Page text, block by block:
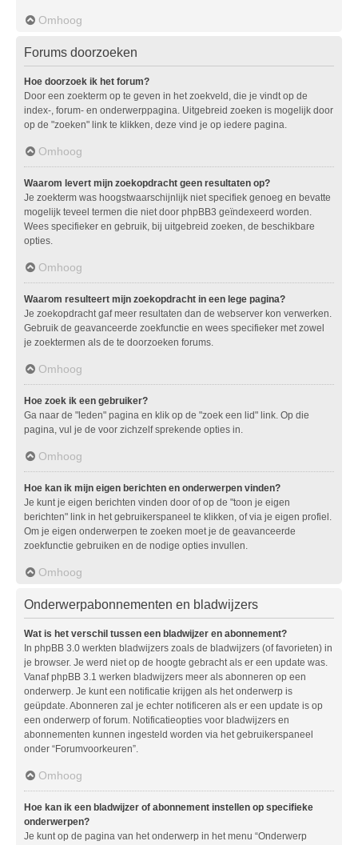
Omhoog
Forums doorzoeken
Hoe doorzoek ik het forum?
Door een zoekterm op te geven in het zoekveld, die je vindt op de
index-, forum- en onderwerppagina. Uitgebreid zoeken is mogelijk door
op de "zoeken" link te klikken, deze vind je op iedere pagina.
Omhoog
Waarom levert mijn zoekopdracht geen resultaten op?
Je zoekterm was hoogstwaarschijnlijk niet specifiek genoeg en bevatte
mogelijk teveel termen die niet door phpBB3 geïndexeerd worden.
Wees specifieker en gebruik, bij uitgebreid zoeken, de beschikbare
opties.
Omhoog
Waarom resulteert mijn zoekopdracht in een lege pagina?
Je zoekopdracht gaf meer resultaten dan de webserver kon verwerken.
Gebruik de geavanceerde zoekfunctie en wees specifieker met zowel
je zoektermen als de te doorzoeken forums.
Omhoog
Hoe zoek ik een gebruiker?
Ga naar de "leden" pagina en klik op de "zoek een lid" link. Op die
pagina, vul je de voor zichzelf sprekende opties in.
Omhoog
Hoe kan ik mijn eigen berichten en onderwerpen vinden?
Je kunt je eigen berichten vinden door of op de "toon je eigen
berichten" link in het gebruikerspaneel te klikken, of via je eigen profiel.
Om je eigen onderwerpen te zoeken moet je de geavanceerde
zoekfunctie gebruiken en de nodige opties invullen.
Omhoog
Onderwerpabonnementen en bladwijzers
Wat is het verschil tussen een bladwijzer en abonnement?
In phpBB 3.0 werkten bladwijzers zoals de bladwijzers (of favorieten) in
je browser. Je werd niet op de hoogte gebracht als er een update was.
Vanaf phpBB 3.1 werken bladwijzers meer als abonneren op een
onderwerp. Je kunt een notificatie krijgen als het onderwerp is
geüpdate. Abonneren zal je echter notificeren als er een update is op
een onderwerp of forum. Notificatieopties voor bladwijzers en
abonnementen kunnen ingesteld worden via het gebruikerspaneel
onder “Forumvoorkeuren”.
Omhoog
Hoe kan ik een bladwijzer of abonnement instellen op specifieke
onderwerpen?
Je kunt op de pagina van het onderwerp in het menu “Onderwerp